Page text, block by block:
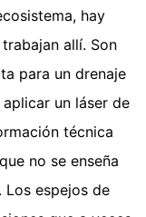
hay
allí. Son
para un drenaje
un láser de
técnica
no se enseña
Los espejos de